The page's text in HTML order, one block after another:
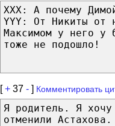
XXX: А почему
YYY: От Никиты от
Максимом у него у
тоже не подошло!
[+ 37 - ] Комментировать
Я родитель. Я
отменили Астахова.